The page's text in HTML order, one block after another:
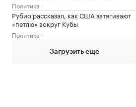
Политика
Рубио рассказал, как США затягивают
«петлю» вокруг Кубы
Политика
Загрузить еще